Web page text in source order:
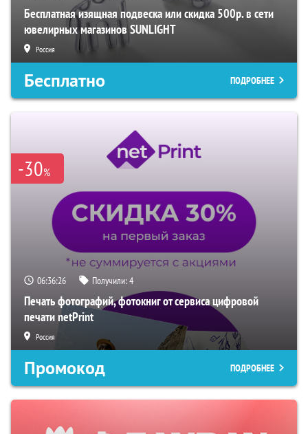
Бесплатная изящная подвеска или скидка 500р. в сети
ювелирных магазинов SUNLIGHT
Россия
Бесплатно ПОДРОБНЕЕ
-30%
06:36:25 Получили:4
Печать фотографий, фотокниг от сервиса цифровой
печати netPrint
Россия
Промокод ПОДРОБНЕЕ